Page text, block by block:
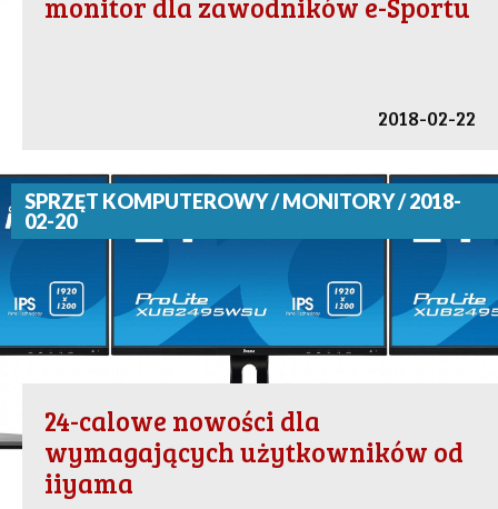
monitor dla zawodników e-Sportu
2018-02-22
SPRZĘT KOMPUTEROWY / MONITORY / 2018-
02-20
24-calowe nowości dla
wymagających użytkowników od
iiyama